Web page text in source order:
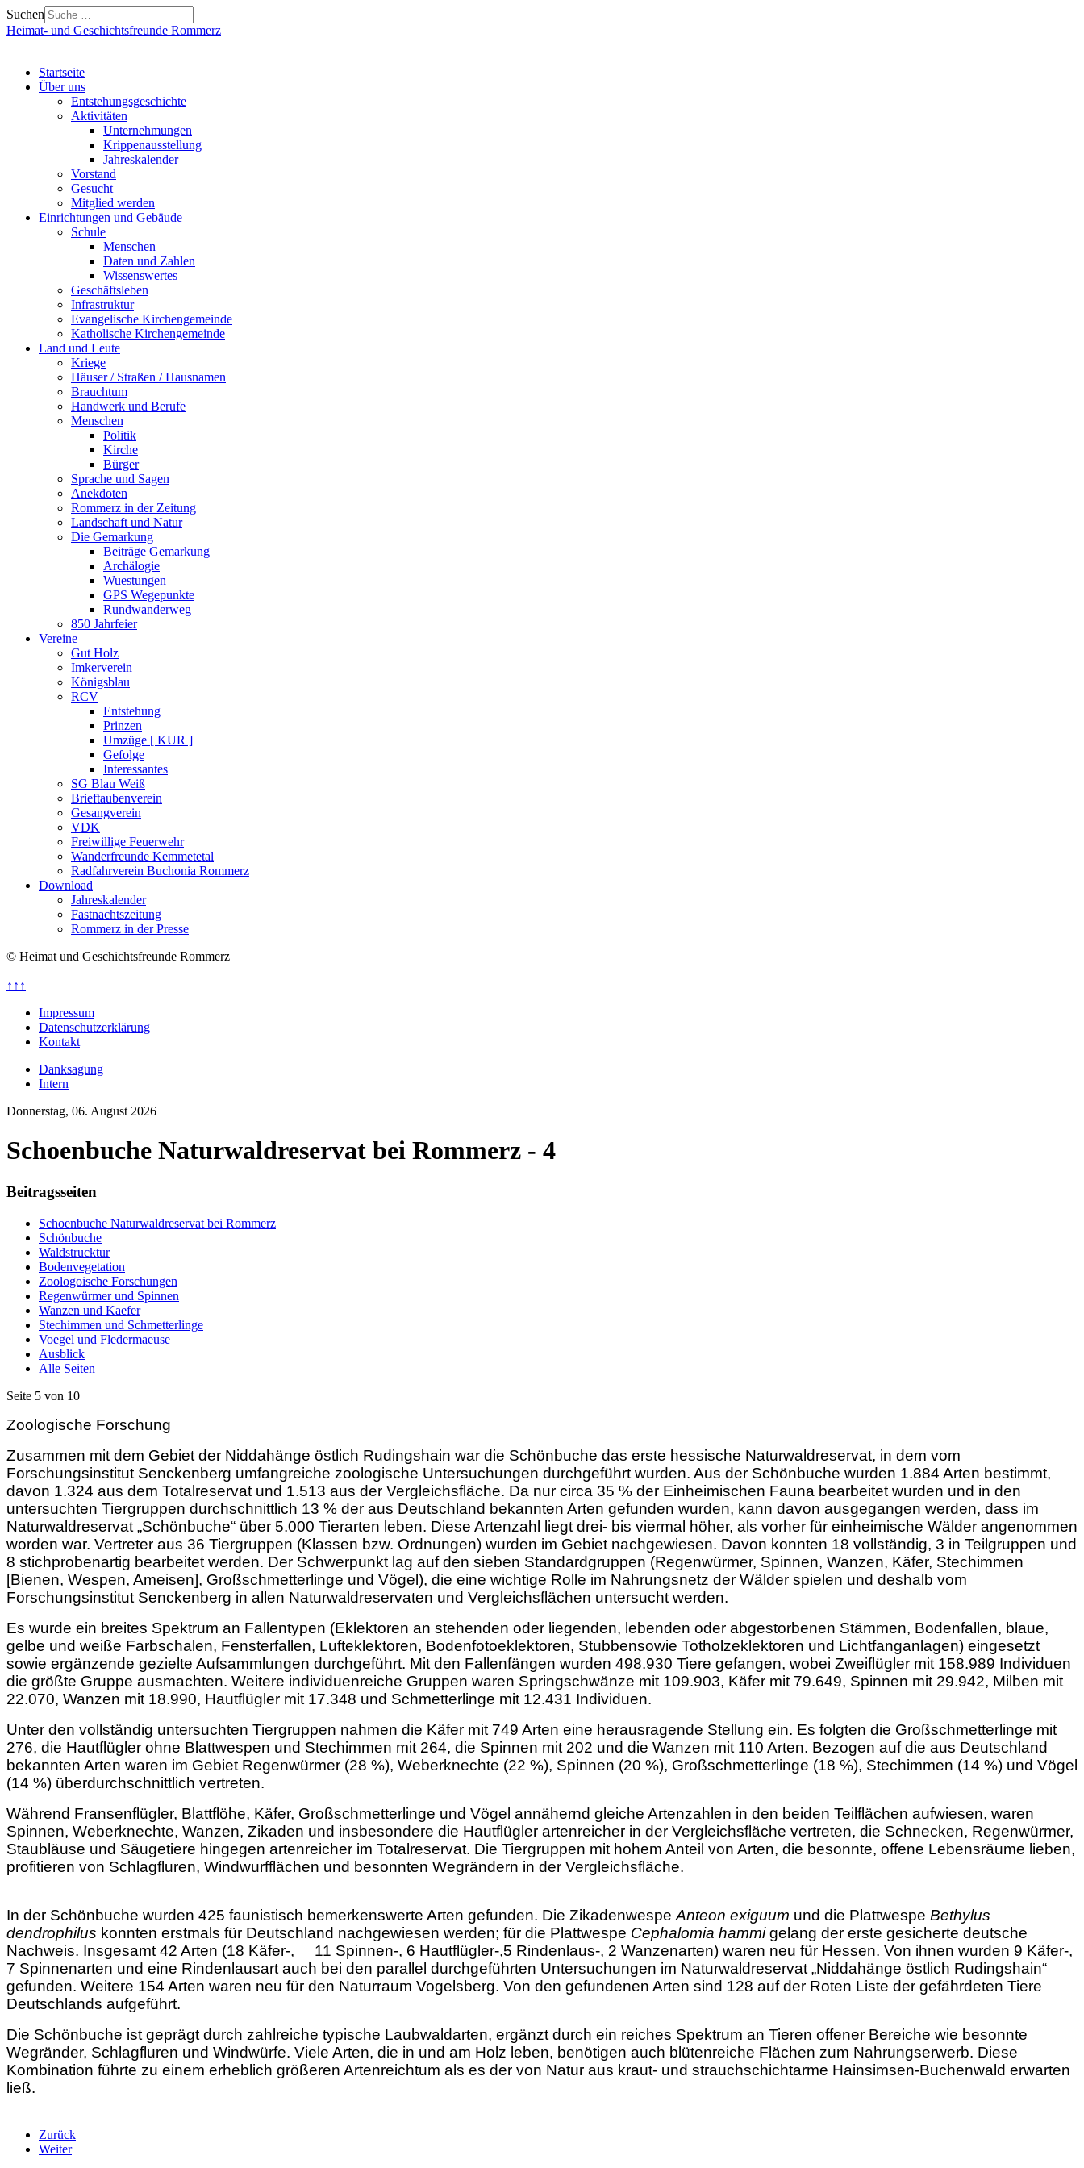
Suchen
Heimat- und Geschichtsfreunde Rommerz
Startseite
Über uns
Entstehungsgeschichte
Aktivitäten
Unternehmungen
Krippenausstellung
Jahreskalender
Vorstand
Gesucht
Mitglied werden
Einrichtungen und Gebäude
Schule
Menschen
Daten und Zahlen
Wissenswertes
Geschäftsleben
Infrastruktur
Evangelische Kirchengemeinde
Katholische Kirchengemeinde
Land und Leute
Kriege
Häuser / Straßen / Hausnamen
Brauchtum
Handwerk und Berufe
Menschen
Politik
Kirche
Bürger
Sprache und Sagen
Anekdoten
Rommerz in der Zeitung
Landschaft und Natur
Die Gemarkung
Beiträge Gemarkung
Archälogie
Wuestungen
GPS Wegepunkte
Rundwanderweg
850 Jahrfeier
Vereine
Gut Holz
Imkerverein
Königsblau
RCV
Entstehung
Prinzen
Umzüge [ KUR ]
Gefolge
Interessantes
SG Blau Weiß
Brieftaubenverein
Gesangverein
VDK
Freiwillige Feuerwehr
Wanderfreunde Kemmetetal
Radfahrverein Buchonia Rommerz
Download
Jahreskalender
Fastnachtszeitung
Rommerz in der Presse
© Heimat und Geschichtsfreunde Rommerz
↑↑↑
Impressum
Datenschutzerklärung
Kontakt
Danksagung
Intern
Donnerstag, 06. August 2026
Schoenbuche Naturwaldreservat bei Rommerz - 4
Beitragsseiten
Schoenbuche Naturwaldreservat bei Rommerz
Schönbuche
Waldstrucktur
Bodenvegetation
Zoologoische Forschungen
Regenwürmer und Spinnen
Wanzen und Kaefer
Stechimmen und Schmetterlinge
Voegel und Fledermaeuse
Ausblick
Alle Seiten
Seite 5 von 10
Zoologische Forschung
Zusammen mit dem Gebiet der Niddahänge östlich Rudingshain war die Schönbuche das erste hessische Naturwaldreservat, in dem vom
Forschungsinstitut Senckenberg umfangreiche zoologische Untersuchungen durchgeführt wurden. Aus der Schönbuche wurden 1.884 Arten bestimmt,
davon 1.324 aus dem Totalreservat und 1.513 aus der Vergleichsfläche. Da nur circa 35 % der Einheimischen Fauna bearbeitet wurden und in den
untersuchten Tiergruppen durchschnittlich 13 % der aus Deutschland bekannten Arten gefunden wurden, kann davon ausgegangen werden, dass im
Naturwaldreservat „Schönbuche“ über 5.000 Tierarten leben. Diese Artenzahl liegt drei- bis viermal höher, als vorher für einheimische Wälder angenommen
worden war. Vertreter aus 36 Tiergruppen (Klassen bzw. Ordnungen) wurden im Gebiet nachgewiesen. Davon konnten 18 vollständig, 3 in Teilgruppen und
8 stichprobenartig bearbeitet werden. Der Schwerpunkt lag auf den sieben Standardgruppen (Regenwürmer, Spinnen, Wanzen, Käfer, Stechimmen
[Bienen, Wespen, Ameisen], Großschmetterlinge und Vögel), die eine wichtige Rolle im Nahrungsnetz der Wälder spielen und deshalb vom
Forschungsinstitut Senckenberg in allen Naturwaldreservaten und Vergleichsflächen untersucht werden.
Es wurde ein breites Spektrum an Fallentypen (Eklektoren an stehenden oder liegenden, lebenden oder abgestorbenen Stämmen, Bodenfallen, blaue,
gelbe und weiße Farbschalen, Fensterfallen, Lufteklektoren, Bodenfotoeklektoren, Stubbensowie Totholzeklektoren und Lichtfanganlagen) eingesetzt
sowie ergänzende gezielte Aufsammlungen durchgeführt. Mit den Fallenfängen wurden 498.930 Tiere gefangen, wobei Zweiflügler mit 158.989 Individuen
die größte Gruppe ausmachten. Weitere individuenreiche Gruppen waren Springschwänze mit 109.903, Käfer mit 79.649, Spinnen mit 29.942, Milben mit
22.070, Wanzen mit 18.990, Hautflügler mit 17.348 und Schmetterlinge mit 12.431 Individuen.
Unter den vollständig untersuchten Tiergruppen nahmen die Käfer mit 749 Arten eine herausragende Stellung ein. Es folgten die Großschmetterlinge mit
276, die Hautflügler ohne Blattwespen und Stechimmen mit 264, die Spinnen mit 202 und die Wanzen mit 110 Arten. Bezogen auf die aus Deutschland
bekannten Arten waren im Gebiet Regenwürmer (28 %), Weberknechte (22 %), Spinnen (20 %), Großschmetterlinge (18 %), Stechimmen (14 %) und Vögel
(14 %) überdurchschnittlich vertreten.
Während Fransenflügler, Blattflöhe, Käfer, Großschmetterlinge und Vögel annähernd gleiche Artenzahlen in den beiden Teilflächen aufwiesen, waren
Spinnen, Weberknechte, Wanzen, Zikaden und insbesondere die Hautflügler artenreicher in der Vergleichsfläche vertreten, die Schnecken, Regenwürmer,
Staubläuse und Säugetiere hingegen artenreicher im Totalreservat. Die Tiergruppen mit hohem Anteil von Arten, die besonnte, offene Lebensräume lieben,
profitieren von Schlagfluren, Windwurfflächen und besonnten Wegrändern in der Vergleichsfläche.
In der Schönbuche wurden 425 faunistisch bemerkenswerte Arten gefunden. Die Zikadenwespe Anteon exiguum und die Plattwespe Bethylus
dendrophilus konnten erstmals für Deutschland nachgewiesen werden; für die Plattwespe Cephalomia hammigelang der erste gesicherte deutsche
Nachweis. Insgesamt 42 Arten (18 Käfer-, 11 Spinnen-, 6 Hautflügler-,5 Rindenlaus-, 2 Wanzenarten) waren neu für Hessen. Von ihnen wurden 9 Käfer-,
7 Spinnenarten und eine Rindenlausart auch bei den parallel durchgeführten Untersuchungen im Naturwaldreservat „Niddahänge östlich Rudingshain“
gefunden. Weitere 154 Arten waren neu für den Naturraum Vogelsberg. Von den gefundenen Arten sind 128 auf der Roten Liste der gefährdeten Tiere
Deutschlands aufgeführt.
Die Schönbuche ist geprägt durch zahlreiche typische Laubwaldarten, ergänzt durch ein reiches Spektrum an Tieren offener Bereiche wie besonnte
Wegränder, Schlagfluren und Windwürfe. Viele Arten, die in und am Holz leben, benötigen auch blütenreiche Flächen zum Nahrungserwerb. Diese
Kombination führte zu einem erheblich größeren Artenreichtum als es der von Natur aus kraut- und strauchschichtarme Hainsimsen-Buchenwald erwarten
ließ.
Zurück
Weiter